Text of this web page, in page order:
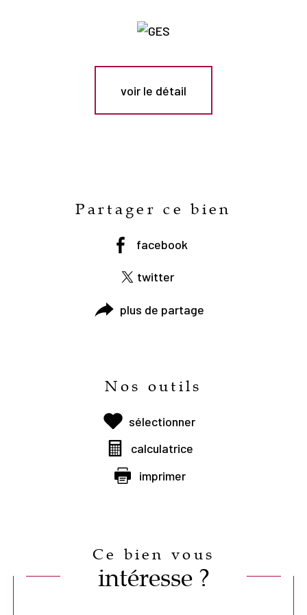
voir le détail
Partager ce bien
facebook
twitter
plus de partage
Nos outils
sélectionner
calculatrice
imprimer
Ce bien vous
intéresse ?